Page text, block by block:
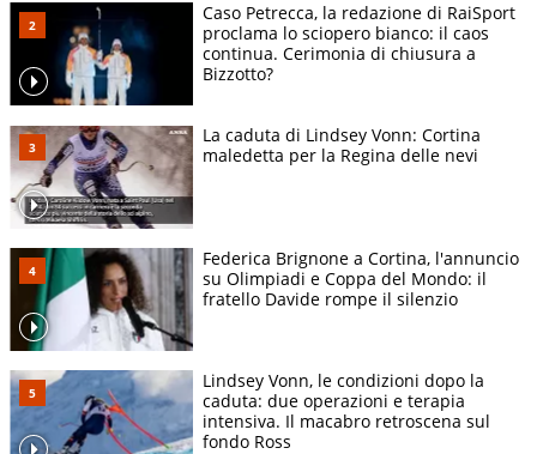
Caso Petrecca, la redazione di RaiSport
proclama lo sciopero bianco: il caos
continua. Cerimonia di chiusura a
Bizzotto?
La caduta di Lindsey Vonn: Cortina
maledetta per la Regina delle nevi
Federica Brignone a Cortina, l'annuncio
su Olimpiadi e Coppa del Mondo: il
fratello Davide rompe il silenzio
Lindsey Vonn, le condizioni dopo la
caduta: due operazioni e terapia
intensiva. Il macabro retroscena sul
fondo Ross